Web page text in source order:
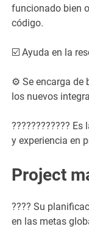
funcionado bien
código.
☑️ Ayuda en la
⚙️ Se encarga de
los nuevos
????????‍????
y experiencia en
Project
???? Su
en las metas